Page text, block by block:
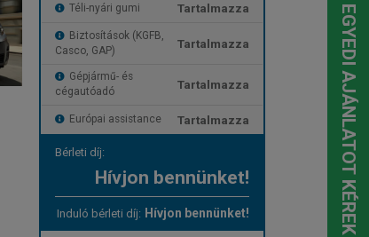
Téli-nyári gumi Tartalmazza
Biztosítások (KGFB,
Casco, GAP)
Tartalmazza
Gépjármű- és
cégautóadó
Tartalmazza
Európai assistance Tartalmazza
Bérleti díj:
Hívjon bennünket!
Induló bérleti díj: Hívjon bennünket! EGYEDI AJÁNLATOT KÉREK